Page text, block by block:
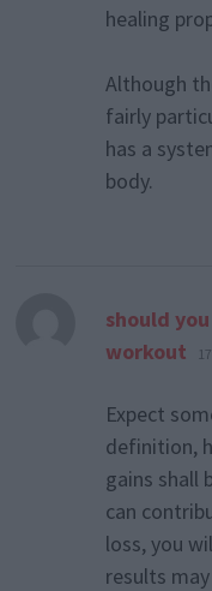
healing
Although
fairly
has a
body.
should
workout dit :
Expect
definition,
gains shall
can
loss, you
results